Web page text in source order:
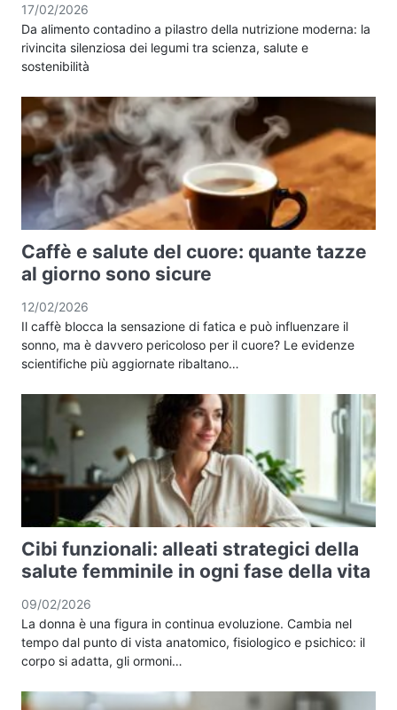
17/02/2026
Da alimento contadino a pilastro della nutrizione moderna: la
rivincita silenziosa dei legumi tra scienza, salute e
sostenibilità
Caffè e salute del cuore: quante tazze
al giorno sono sicure
12/02/2026
Il caffè blocca la sensazione di fatica e può influenzare il
sonno, ma è davvero pericoloso per il cuore? Le evidenze
scientifiche più aggiornate ribaltano…
Cibi funzionali: alleati strategici della
salute femminile in ogni fase della vita
09/02/2026
La donna è una figura in continua evoluzione. Cambia nel
tempo dal punto di vista anatomico, fisiologico e psichico: il
corpo si adatta, gli ormoni…